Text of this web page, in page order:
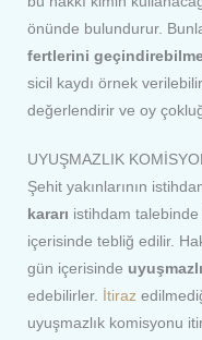
önünde bulundurur.
fertlerini
sicil kaydı örnek verilebilir.
değerlendirir ve oy
UYUŞMAZLIK
Şehit yakınlarının
kararı istihdam
içerisinde tebliğ edilir.
gün içerisinde
edebilirler.
İtiraz
uyuşmazlık komisyonu